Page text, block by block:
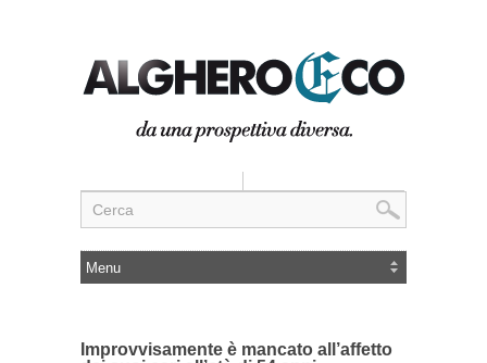
Improvvisamente è mancato all’affetto